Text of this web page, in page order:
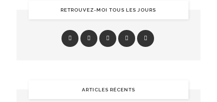
RETROUVEZ-MOI TOUS LES JOURS
ARTICLES RÉCENTS